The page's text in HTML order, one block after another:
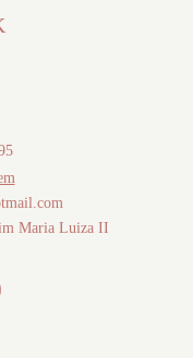
Maria Luiza II